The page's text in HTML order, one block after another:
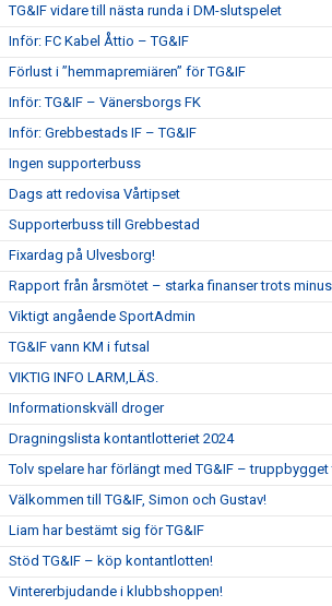
TG&IF vidare till nästa runda i DM-slutspelet
Inför: FC Kabel Åttio – TG&IF
Förlust i ”hemmapremiären” för TG&IF
Inför: TG&IF – Vänersborgs FK
Inför: Grebbestads IF – TG&IF
Ingen supporterbuss
Dags att redovisa Vårtipset
Supporterbuss till Grebbestad
Fixardag på Ulvesborg!
Rapport från årsmötet – starka finanser trots
Viktigt angående SportAdmin
TG&IF vann KM i futsal
VIKTIG INFO LARM,LÄS.
Informationskväll droger
Dragningslista kontantlotteriet 2024
Tolv spelare har förlängt med TG&IF –
Välkommen till TG&IF, Simon och Gustav!
Liam har bestämt sig för TG&IF
Stöd TG&IF – köp kontantlotten!
Vintererbjudande i klubbshoppen!